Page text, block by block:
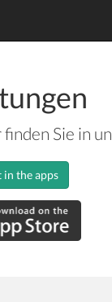
Sie in
in the apps